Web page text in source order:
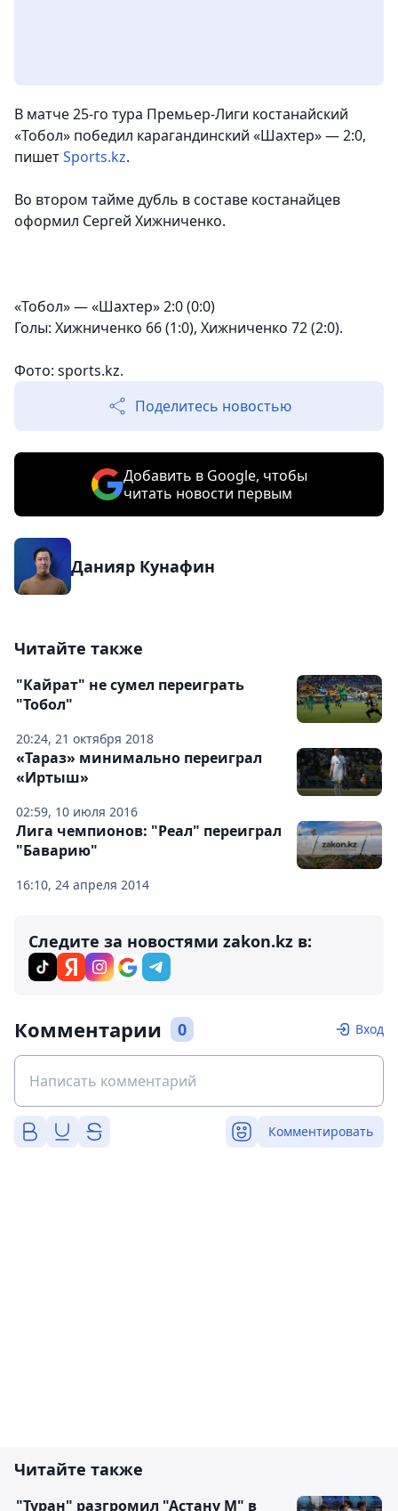
В матче 25-го тура Премьер-Лиги костанайский
«Тобол» победил карагандинский «Шахтер» — 2:0,
пишетSports.kz.
Во втором тайме дубль в составе костанайцев
оформил Сергей Хижниченко.
«Тобол» — «Шахтер» 2:0 (0:0)
Голы: Хижниченко 66 (1:0), Хижниченко 72 (2:0).
Фото: sports.kz.
Поделитесь новостью
Добавить в Google, чтобы
читать новости первым
Данияр Кунафин
Читайте также
20:24, 21 октября 2018
"Кайрат" не сумел переиграть
"Тобол"
02:59, 10 июля 2016
«Тараз» минимально переиграл
«Иртыш»
16:10, 24 апреля 2014
Лига чемпионов: "Реал" переиграл
"Баварию"
Следите за новостями zakon.kz в:
Комментарии 0 Вход
Комментировать
Читайте также
"Туран" разгромил "Астану М" в